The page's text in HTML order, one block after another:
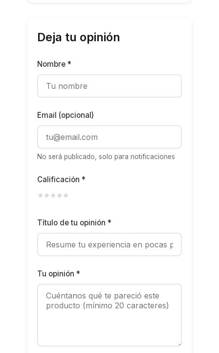
Deja tu opinión
Nombre *
Email (opcional)
No será publicado, solo para notificaciones
Calificación *
★
★
★
★
★
Título de tu opinión *
Tu opinión *